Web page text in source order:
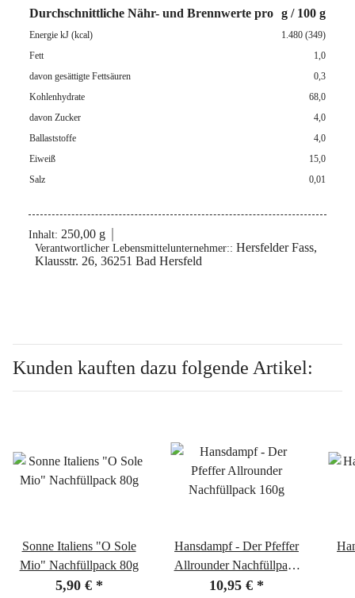
Durchschnittliche Nähr- und Brennwerte pro g / 100 g
Energie kJ (kcal)
1.480 (349)
Fett
1,0
davon gesättigte Fettsäuren
0,3
Kohlenhydrate
68,0
davon Zucker
4,0
Ballaststoffe
4,0
Eiweiß
15,0
Salz
0,01
Inhalt: 250,00 g
Verantwortlicher Lebensmittelunternehmer:: Hersfelder Fass,
Klausstr. 26, 36251 Bad Hersfeld
Kunden kauften dazu folgende Artikel:
Sonne Italiens "O Sole
Mio" Nachfüllpack 80g
5,90 € *
Hansdampf - Der Pfeffer
Allrounder Nachfüllpack
160g
10,95 € *